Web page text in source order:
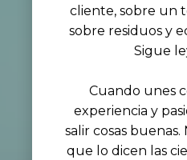
cliente, sobre un
sobre residuos y
Sigue
Cuando unes
experiencia y
salir cosas buenas.
que lo dicen las